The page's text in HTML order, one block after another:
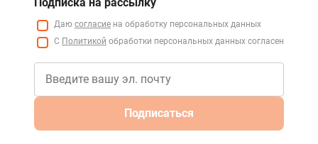
Даю согласие на обработку персональных данных
С Политикой обработки персональных данных согласен
Подписаться